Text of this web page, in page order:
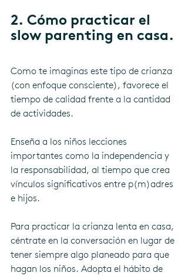
2. Cómo practicar el
slow parenting en casa.
Como te imaginas este tipo de crianza
(con enfoque consciente), favorece el
tiempo de calidad frente a la cantidad
de actividades.
Enseña a los niños lecciones
importantes como la independencia y
la responsabilidad, al tiempo que crea
vínculos significativos entre p(m)adres
e hijos.
Para practicar la crianza lenta en casa,
céntrate en la conversación en lugar de
tener siempre algo planeado para que
hagan los niños. Adopta el hábito de